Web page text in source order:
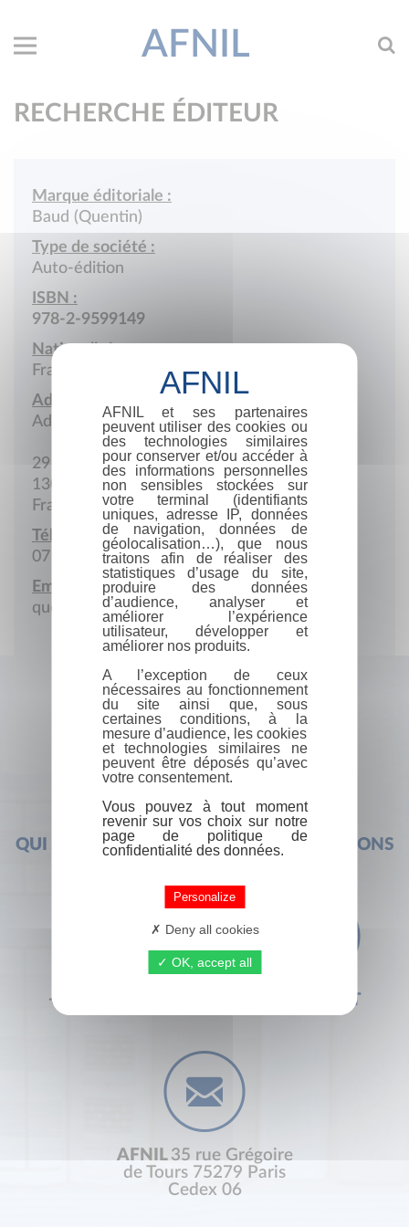
AFNIL
RECHERCHE ÉDITEUR
Marque éditoriale :
Baud (Quentin)
Type de société :
Auto-édition
ISBN :
978-2-9599149
Nationalité :
France
Adresse :
Adresse postale
29 Avenue de la Martheline
13009 Marseille
France
Téléphone portable :
07 81 96 67 96
Email :
quentin.baud13@gmail.com
QUI SOMMES-NOUS ? FOIRE AUX QUESTIONS
+33 (0) 1 44 41 29 19 CONTACT
AFNIL 35 rue Grégoire
de Tours 75279 Paris
Cedex 06
AFNIL et ses partenaires
peuvent utiliser des cookies ou
des technologies similaires
pour conserver et/ou accéder à
des informations personnelles
non sensibles stockées sur
votre terminal (identifiants
uniques, adresse IP, données
de navigation, données de
géolocalisation…), que nous
traitons afin de réaliser des
statistiques d’usage du site,
produire des données
d’audience, analyser et
améliorer l’expérience
utilisateur, développer et
améliorer nos produits.
A l’exception de ceux
nécessaires au fonctionnement
du site ainsi que, sous
certaines conditions, à la
mesure d’audience, les cookies
et technologies similaires ne
peuvent être déposés qu’avec
votre consentement.
Vous pouvez à tout moment
revenir sur vos choix sur notre
page de politique de
confidentialité des données.
Personalize
Deny all cookies
OK, accept all